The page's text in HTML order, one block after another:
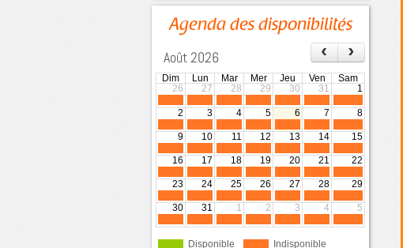
Agenda des disponibilités
Août 2026 ‹ ›
Dim Lun Mar Mer Jeu Ven
Sam
26
27 28 29 30 31 1
2 3 4 5 6 7 8
9 10 11 12 13 14 15
16 17 18 19 20 21 22
23 24 25 26 27 28 29
30 31 1 2 3 4 5
Disponible Indisponible